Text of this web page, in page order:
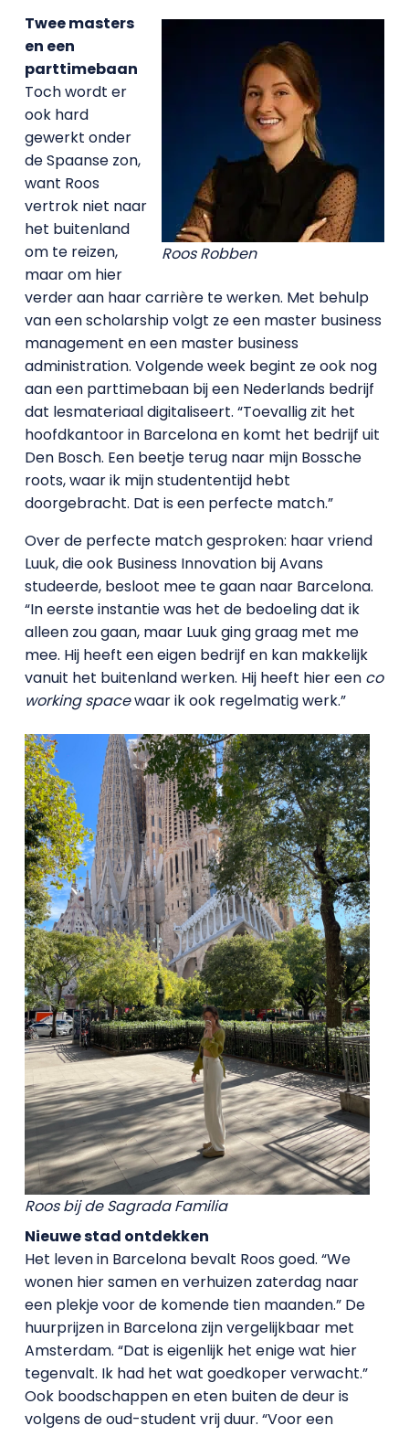
Roos Robben
Twee masters
en een
parttimebaan
Toch wordt er
ook hard
gewerkt onder
de Spaanse zon,
want Roos
vertrok niet naar
het buitenland
om te reizen,
maar om hier
verder aan haar carrière te werken. Met behulp
van een scholarship volgt ze een master business
management en een master business
administration. Volgende week begint ze ook nog
aan een parttimebaan bij een Nederlands bedrijf
dat lesmateriaal digitaliseert. “Toevallig zit het
hoofdkantoor in Barcelona en komt het bedrijf uit
Den Bosch. Een beetje terug naar mijn Bossche
roots, waar ik mijn studententijd hebt
doorgebracht. Dat is een perfecte match.”
Over de perfecte match gesproken: haar vriend
Luuk, die ook Business Innovation bij Avans
studeerde, besloot mee te gaan naar Barcelona.
“In eerste instantie was het de bedoeling dat ik
alleen zou gaan, maar Luuk ging graag met me
mee. Hij heeft een eigen bedrijf en kan makkelijk
vanuit het buitenland werken. Hij heeft hier een co
working spacewaar ik ook regelmatig werk.”
Roos bij de Sagrada Familia
Nieuwe stad ontdekken
Het leven in Barcelona bevalt Roos goed. “We
wonen hier samen en verhuizen zaterdag naar
een plekje voor de komende tien maanden.” De
huurprijzen in Barcelona zijn vergelijkbaar met
Amsterdam. “Dat is eigenlijk het enige wat hier
tegenvalt. Ik had het wat goedkoper verwacht.”
Ook boodschappen en eten buiten de deur is
volgens de oud-student vrij duur. “Voor een